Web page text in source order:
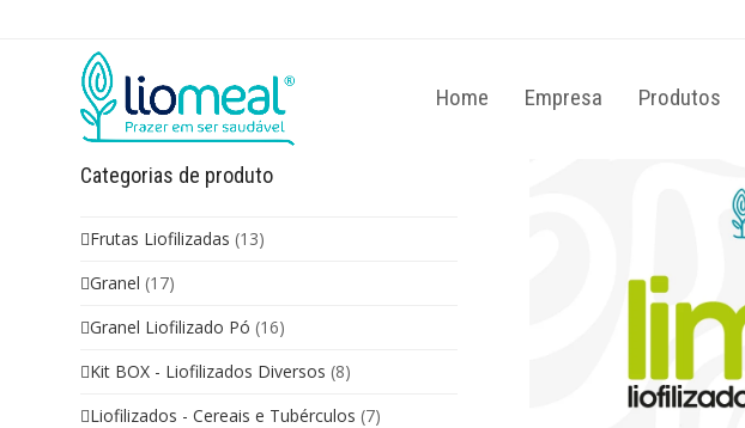
Home Empresa Produtos
Categorias de produto
Frutas Liofilizadas (13)
Granel (17)
Granel Liofilizado Pó (16)
Kit BOX - Liofilizados Diversos (8)
Liofilizados - Cereais e Tubérculos (7)